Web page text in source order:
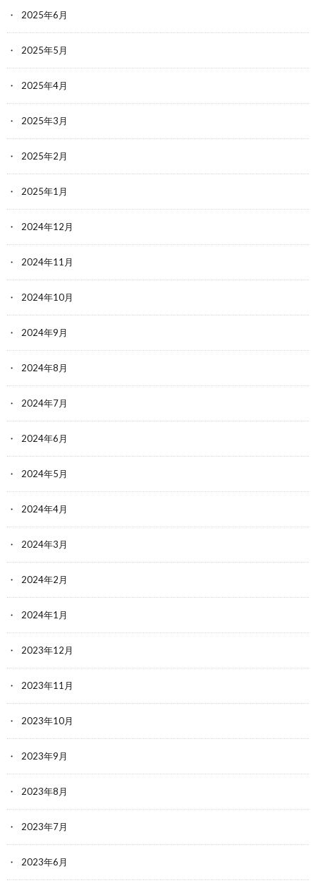
2025年6月
2025年5月
2025年4月
2025年3月
2025年2月
2025年1月
2024年12月
2024年11月
2024年10月
2024年9月
2024年8月
2024年7月
2024年6月
2024年5月
2024年4月
2024年3月
2024年2月
2024年1月
2023年12月
2023年11月
2023年10月
2023年9月
2023年8月
2023年7月
2023年6月